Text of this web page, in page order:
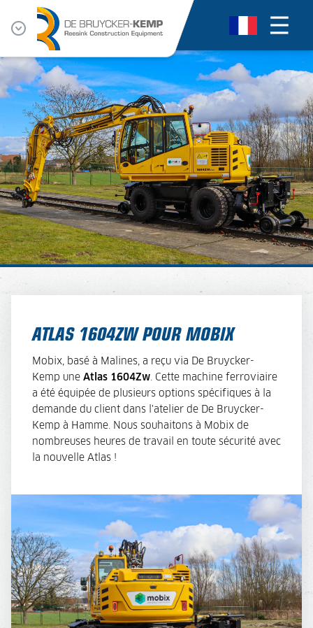
ATLAS 1604ZW POUR MOBIX
Mobix, basé à Malines, a reçu via De Bruycker-
Kemp une Atlas 1604Zw . Cette machine ferroviaire
a été équipée de plusieurs options spécifiques à la
demande du client dans l'atelier de De Bruycker-
Kemp à Hamme. Nous souhaitons à Mobix de
nombreuses heures de travail en toute sécurité avec
la nouvelle Atlas !